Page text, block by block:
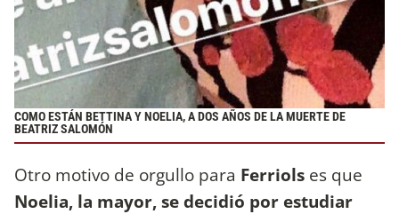
COMO ESTÁN BETTINA Y NOELIA, A DOS AÑOS DE LA MUERTE DE
BEATRIZ SALOMÓN
Otro motivo de orgullo para Ferriols es que
Noelia, la mayor, se decidió por estudiar